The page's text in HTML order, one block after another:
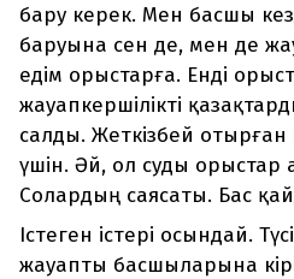
бару керек. Мен басшы
баруына сен де, мен де
едім орыстарға. Енді
жауапкершілікті
салды. Жеткізбей отырған
үшін. Әй, ол суды
Солардың саясаты. Бас
Істеген істері осындай.
жауапты басшыларына